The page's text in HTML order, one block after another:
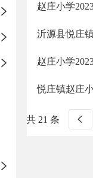
赵庄小学
沂源县悦庄
赵庄小学
悦庄镇赵庄
共 21 条